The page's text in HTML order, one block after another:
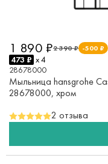
2 390 ₽ -500 ₽
1 890 ₽
473 ₽ x 4
28678000
Мыльница hansgrohe
28678000, хром
2 отзыва